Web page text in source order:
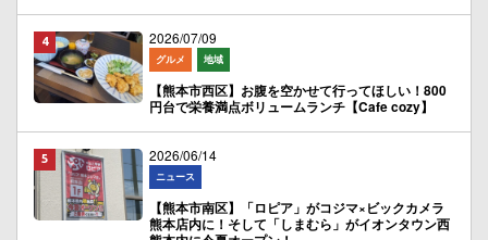
2026/07/09
グルメ 地域
【熊本市西区】お腹を空かせて行ってほしい！800
円台で栄養満点ボリュームランチ【Cafe cozy】
2026/06/14
ニュース
【熊本市南区】「ロピア」がコジマ×ビックカメラ
熊本店内に！そして「しまむら」がイオンタウン西